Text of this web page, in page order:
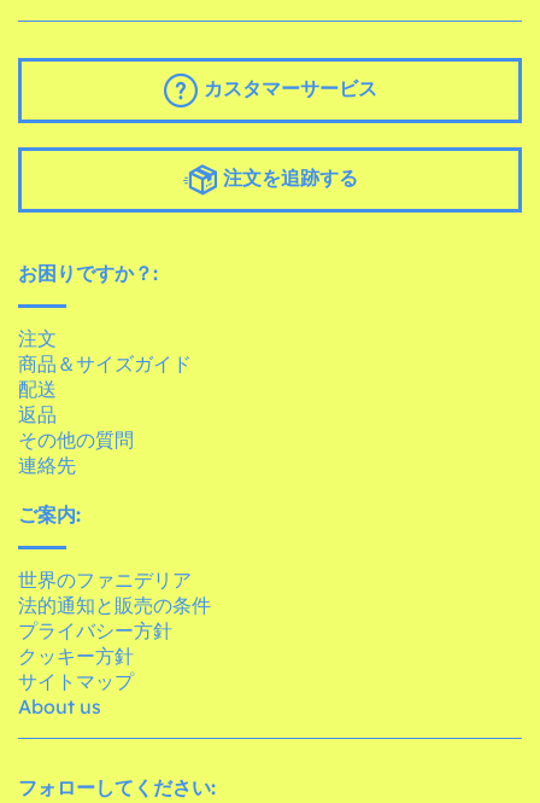
カスタマーサービス
注文を追跡する
お困りですか？:
注文
商品＆サイズガイド
配送
返品
その他の質問
連絡先
ご案内:
世界のファニデリア
法的通知と販売の条件
プライバシー方針
クッキー方針
サイトマップ
About us
フォローしてください: